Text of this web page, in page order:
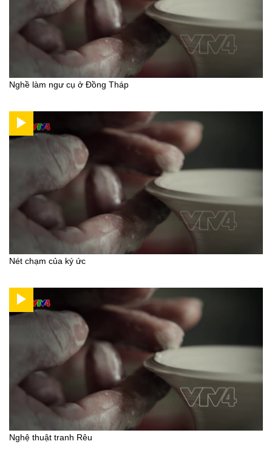
Nghề làm ngư cụ ở Đồng Tháp
Nét chạm của ký ức
Nghệ thuật tranh Rêu